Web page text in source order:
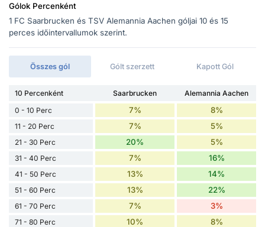
Gólok Percenként
1 FC Saarbrucken és TSV Alemannia Aachen góljai 10 és 15
perces időintervallumok szerint.
Összes gól Gólt szerzett Kapott Gól
10 Percenként Saarbrucken
Alemannia Aachen
0 - 10 Perc
7% 8%
11 - 20 Perc 7% 5%
21 - 30 Perc 20% 5%
31 - 40 Perc 7% 16%
41 - 50 Perc 13% 14%
51 - 60 Perc 13% 22%
61 - 70 Perc 7% 3%
71 - 80 Perc 10% 8%